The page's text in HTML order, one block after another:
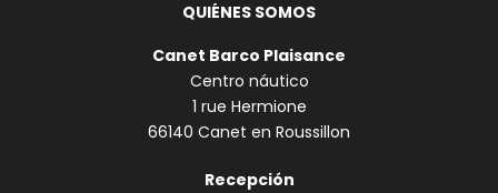
QUIÉNES SOMOS
Canet Barco Plaisance
Centro náutico
1 rue Hermione
66140 Canet en Roussillon
Recepción